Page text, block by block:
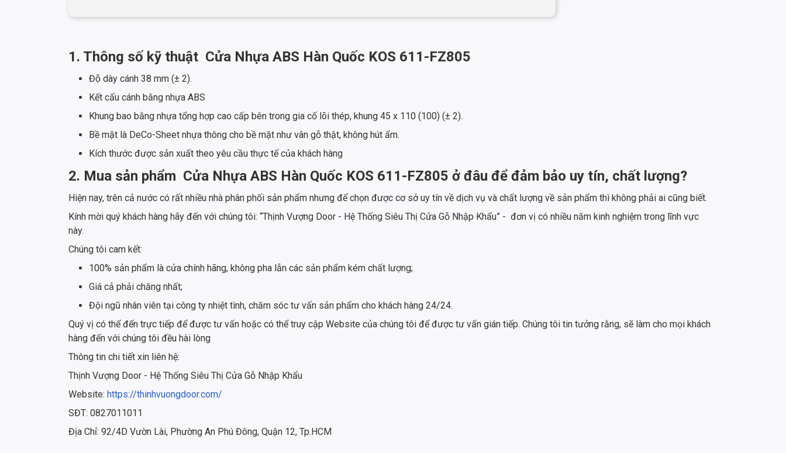
1. Thông số kỹ thuật Cửa Nhựa ABS Hàn Quốc KOS 611-FZ805
Độ dày cánh 38 mm (± 2).
Kết cấu cánh bằng nhựa ABS
Khung bao bằng nhựa tổng hợp cao cấp bên trong gia cố lõi thép, khung 45 x 110 (100) (± 2).
Bề mặt là DeCo-Sheet nhựa thông cho bề mặt như vân gỗ thật, không hút ẩm.
Kích thước được sản xuất theo yêu cầu thực tế của khách hàng
2. Mua sản phẩm Cửa Nhựa ABS Hàn Quốc KOS 611-FZ805 ở đâu để đảm bảo uy tín, chất lượng?
Hiện nay, trên cả nước có rất nhiều nhà phân phối sản phẩm nhưng để chọn được cơ sở uy tín về dịch vụ và chất lượng về sản phẩm thì không phải ai cũng biết.
Kính mời quý khách hàng hãy đến với chúng tôi: “Thịnh Vượng Door - Hệ Thống Siêu Thị Cửa Gỗ Nhập Khẩu” - đơn vị có nhiều năm kinh nghiệm trong lĩnh vực
này.
Chúng tôi cam kết:
100% sản phẩm là cửa chính hãng, không pha lẫn các sản phẩm kém chất lượng;
Giá cả phải chăng nhất;
Đội ngũ nhân viên tại công ty nhiệt tình, chăm sóc tư vấn sản phẩm cho khách hàng 24/24.
Quý vị có thể đến trực tiếp để được tư vấn hoặc có thể truy cập Website của chúng tôi để được tư vấn gián tiếp. Chúng tôi tin tưởng rằng, sẽ làm cho mọi khách
hàng đến với chúng tôi đều hài lòng
Thông tin chi tiết xin liên hệ:
Thịnh Vượng Door - Hệ Thống Siêu Thị Cửa Gỗ Nhập Khẩu
Website: https://thinhvuongdoor.com/
SĐT: 0827011011
Địa Chỉ: 92/4D Vườn Lài, Phường An Phú Đông, Quận 12, Tp.HCM